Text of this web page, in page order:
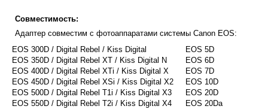
Совместимость:
Адаптер совместим с фотоаппаратами системы Canon EOS:
EOS 300D / Digital Rebel / Kiss Digital
EOS 5D
EOS 350D / Digital Rebel XT / Kiss Digital N
EOS 6D
EOS 400D / Digital Rebel XTi / Kiss Digital X
EOS 7D
EOS 450D / Digital Rebel XSi / Kiss Digital X2
EOS 10D
EOS 500D / Digital Rebel T1i / Kiss Digital X3
EOS 20D
EOS 550D / Digital Rebel T2i / Kiss Digital X4
EOS 20Da